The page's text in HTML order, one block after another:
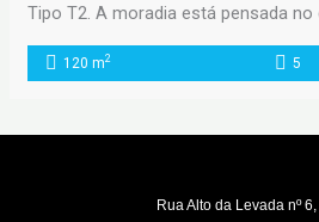
Tipo T2. A moradia está pensada
120 m2 5
Rua Alto da Levada nº